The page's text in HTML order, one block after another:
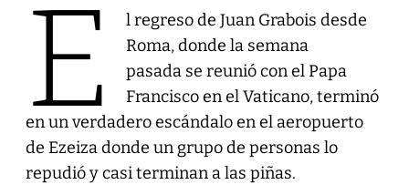
E
l regreso de Juan Grabois desde
Roma, donde la semana
pasada se reunió con el Papa
Francisco en el Vaticano, terminó
en un verdadero escándalo en el aeropuerto
de Ezeiza donde un grupo de personas lo
repudió y casi terminan a las piñas.